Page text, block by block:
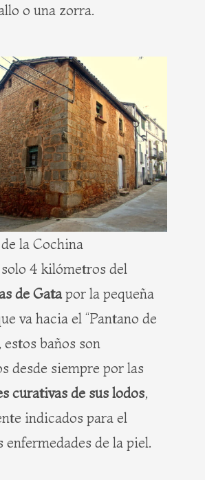
o una zorra.
la Cochina
4 kilómetros del
de Gatapor la pequeña
va hacia el “Pantano de
estos baños son
desde siempre por las
curativas de sus lodos,
indicados para el
enfermedades de la piel.